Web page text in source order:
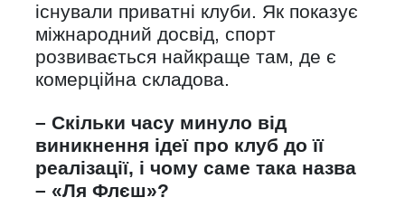
існували приватні клуби. Як показує
міжнародний досвід, спорт
розвивається найкраще там, де є
комерційна складова.
– Скільки часу минуло від
виникнення ідеї про клуб до її
реалізації, і чому саме така назва
– «Ля Флєш»?